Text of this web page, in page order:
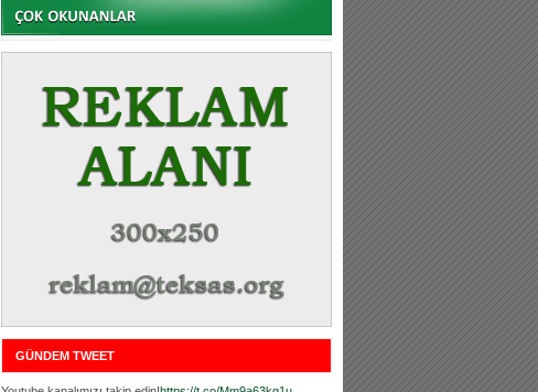
Teksas tribünlerinin sevilen isimlerinde
Bursasporumuzun önü açılsın is
Hoş geldin Alaz Bebek!
Teksas.org sistem yöneticisi, ekibimizin
Hoş geldin Göktuğ Bebek!
Teksas.org ekibimizden ve tribünlerimizi
Teksas tribünlerinden Basri İleri'nin dü
Hoş geldin Kerem Bebek!
Tribünlerimizden Mesut Ulusoy'un (Duka)
GÜNDEM TWEET